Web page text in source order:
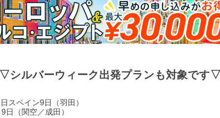
▽シルバーウィーク出発プランも対象です
スペイン9日（羽田）
日（関空／成田）